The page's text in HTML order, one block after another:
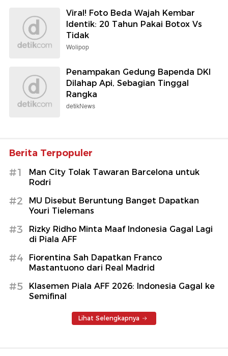
Viral! Foto Beda Wajah Kembar
Identik: 20 Tahun Pakai Botox Vs
Tidak
Wolipop
Penampakan Gedung Bapenda DKI
Dilahap Api, Sebagian Tinggal
Rangka
detikNews
Berita Terpopuler
#1
Man City Tolak Tawaran Barcelona untuk
Rodri
#2
MU Disebut Beruntung Banget Dapatkan
Youri Tielemans
#3
Rizky Ridho Minta Maaf Indonesia Gagal Lagi
di Piala AFF
#4
Fiorentina Sah Dapatkan Franco
Mastantuono dari Real Madrid
#5
Klasemen Piala AFF 2026: Indonesia Gagal ke
Semifinal
Lihat Selengkapnya